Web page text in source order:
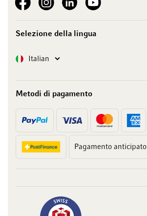
Selezione della lingua
Lingua Italian
Metodi di pagamento
Pagamento anticipato